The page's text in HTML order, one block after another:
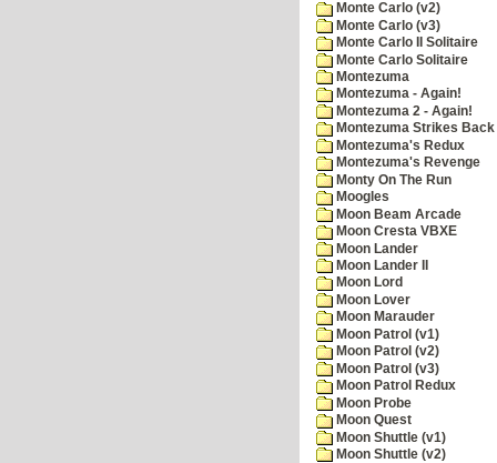
Monte Carlo (v2)
Monte Carlo (v3)
Monte Carlo II Solitaire
Monte Carlo Solitaire
Montezuma
Montezuma - Again!
Montezuma 2 - Again!
Montezuma Strikes Back
Montezuma's Redux
Montezuma's Revenge
Monty On The Run
Moogles
Moon Beam Arcade
Moon Cresta VBXE
Moon Lander
Moon Lander II
Moon Lord
Moon Lover
Moon Marauder
Moon Patrol (v1)
Moon Patrol (v2)
Moon Patrol (v3)
Moon Patrol Redux
Moon Probe
Moon Quest
Moon Shuttle (v1)
Moon Shuttle (v2)